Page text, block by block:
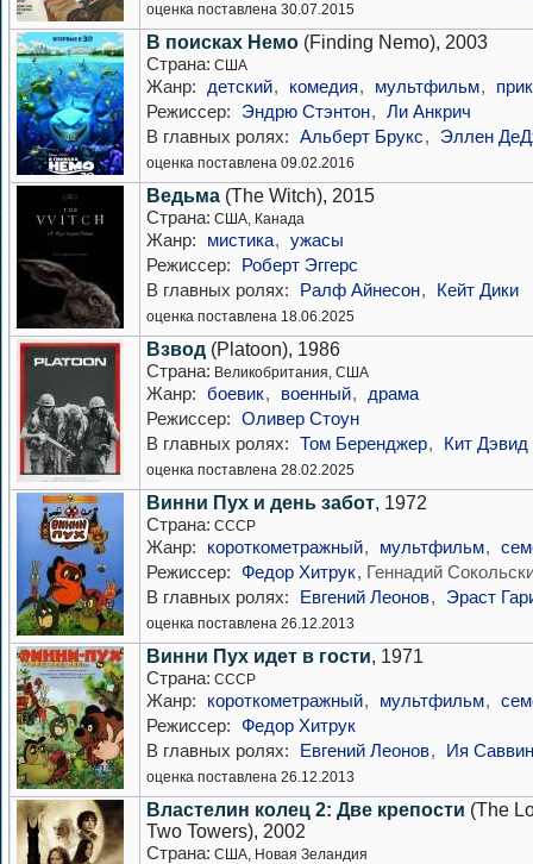
оценка поставлена 30.07.2015
В поисках Немо (Finding Nemo), 2003
Страна: США
Жанр: детский, комедия, мультфильм,
Режиссер:
Эндрю Стэнтон, Ли Анкрич
В главных ролях: Альберт Брукс, Эллен
оценка поставлена 09.02.2016
Ведьма (The Witch), 2015
Страна: США, Канада
Жанр: мистика, ужасы
Режиссер:
Роберт Эггерс
В главных ролях:
Ралф Айнесон, Кейт Дики
оценка поставлена 18.06.2025
Взвод (Platoon), 1986
Страна: Великобритания, США
Жанр: боевик, военный,
драма
Режиссер: Оливер Стоун
В главных ролях: Том Беренджер, Кит Дэвид
оценка поставлена 28.02.2025
Винни Пух и день забот, 1972
Страна: СССР
Жанр: короткометражный, мультфильм,
Режиссер: Федор Хитрук, Геннадий
В главных ролях:
Евгений Леонов, Эраст
оценка поставлена 26.12.2013
Винни Пух идет в гости, 1971
Страна: СССР
Жанр: короткометражный, мультфильм,
Режиссер: Федор Хитрук
В главных ролях:
Евгений Леонов, Ия
оценка поставлена 26.12.2013
Властелин колец 2: Две крепости (The
Two Towers), 2002
Страна: США, Новая Зеландия